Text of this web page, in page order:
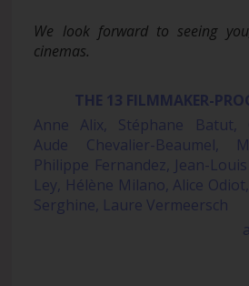
We look forward to seeing
cinemas.
THE 13 FILMMAKER-
Anne Alix, Stéphane Batut,
Aude Chevalier-Beaumel,
Philippe Fernandez, Jean-
Ley, Hélène Milano, Alice
Serghine, Laure Vermeersch